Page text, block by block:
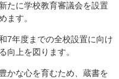
たに学校教育審議会を設置
ます。
7年度までの全校設置に向け
向上を図ります。
かな心を育むため、蔵書を